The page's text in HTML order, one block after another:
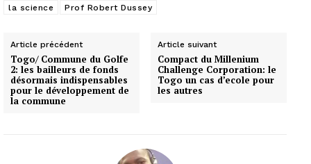
la science
Prof Robert Dussey
Article précédent
Togo/ Commune du Golfe
2: les bailleurs de fonds
désormais indispensables
pour le développement de
la commune
Article suivant
Compact du Millenium
Challenge Corporation: le
Togo un cas d’ecole pour
les autres